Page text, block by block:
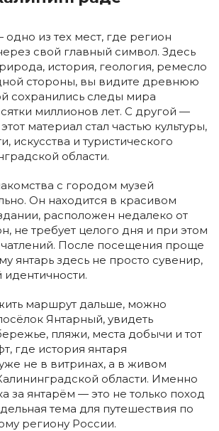
из тех мест, где регион
свой главный символ. Здесь
история, геология, ремесло
стороны, вы видите древнюю
сохранились следы мира
миллионов лет. С другой —
материал стал частью культуры,
искусства и туристического
области.
с городом музей
Он находится в красивом
расположен недалеко от
не требует целого дня и при этом
После посещения проще
янтарь здесь не просто сувенир,
идентичности.
маршрут дальше, можно
Янтарный, увидеть
пляжи, места добычи и тот
где история янтаря
не в витринах, а в живом
области. Именно
за янтарём — это не только поход
тема для путешествия по
региону России.